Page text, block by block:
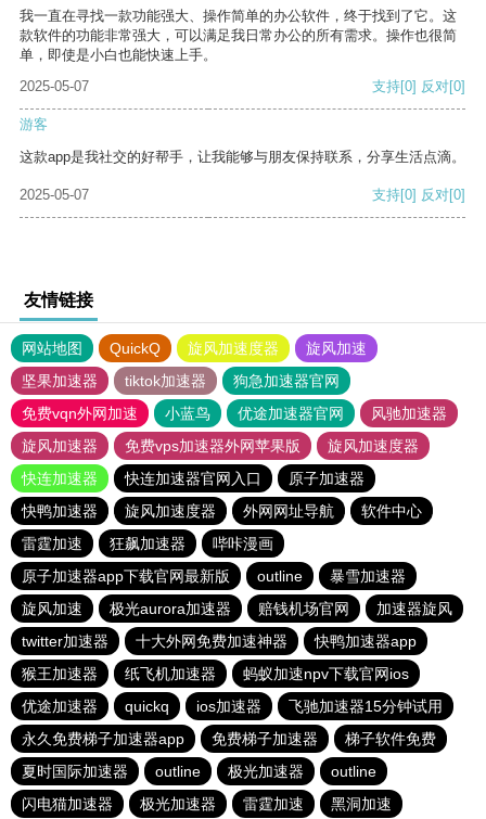
我一直在寻找一款功能强大、操作简单的办公软件，终于找到了它。这
款软件的功能非常强大，可以满足我日常办公的所有需求。操作也很简
单，即使是小白也能快速上手。
2025-05-07
支持[0] 反对[0]
游客
这款app是我社交的好帮手，让我能够与朋友保持联系，分享生活点滴。
2025-05-07 支持[0] 反对[0]
友情链接
网站地图 QuickQ 旋风加速度器
旋风加速
坚果加速器
tiktok加速器
狗急加速器官网
免费vqn外网加速
小蓝鸟 优途加速器官网
风驰加速器
旋风加速器
免费vps加速器外网苹果版
旋风加速度器
快连加速器
快连加速器官网入口
原子加速器
快鸭加速器
旋风加速度器 外网网址导航
软件中心
雷霆加速
狂飙加速器
哔咔漫画
原子加速器app下载官网最新版
outline
暴雪加速器
旋风加速
极光aurora加速器 赔钱机场官网
加速器旋风
twitter加速器
十大外网免费加速神器
快鸭加速器app
猴王加速器
纸飞机加速器
蚂蚁加速npv下载官网ios
优途加速器
quickq ios加速器
飞驰加速器15分钟试用
永久免费梯子加速器app
免费梯子加速器
梯子软件免费
夏时国际加速器
outline 极光加速器
outline
闪电猫加速器
极光加速器 雷霆加速 黑洞加速